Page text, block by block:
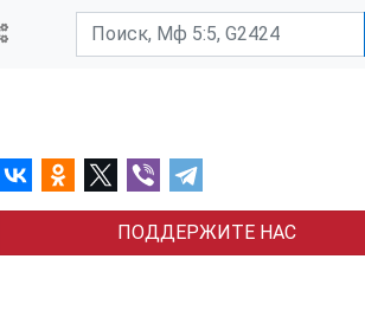
ПОДДЕРЖИТЕ НАС